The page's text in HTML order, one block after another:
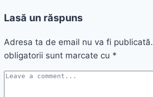
Lasă un răspuns
Adresa ta de email nu va fi publicată.
obligatorii sunt marcate cu *